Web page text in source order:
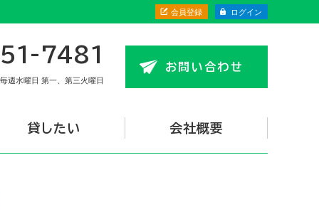
会員登録 ログイン
7481
毎週水曜日 第一、第三火曜日
お問い合わせ
貸したい 会社概要